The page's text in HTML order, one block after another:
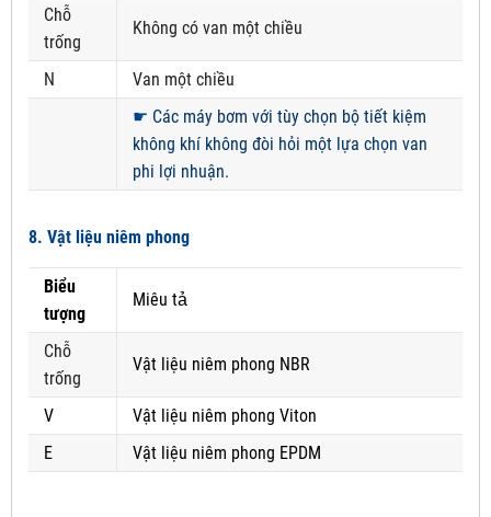
Chỗ
trống
Không có van một chiều
N
Van một chiều
☛ Các máy bơm với tùy chọn bộ tiết kiệm
không khí không đòi hỏi một lựa chọn van
phi lợi nhuận.
8. Vật liệu niêm phong
Biểu
tượng
Miêu tả
Chỗ
trống
Vật liệu niêm phong NBR
V
Vật liệu niêm phong Viton
E
Vật liệu niêm phong EPDM